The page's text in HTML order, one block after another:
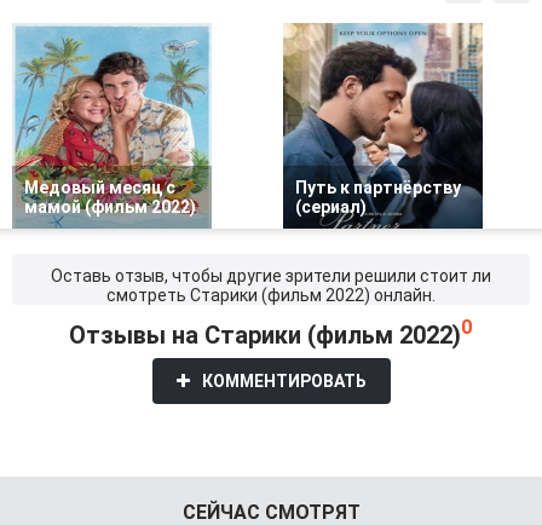
Медовый месяц с
мамой (фильм 2022)
Путь к партнёрству
(сериал)
Оставь отзыв, чтобы другие зрители решили стоит ли
смотреть Старики (фильм 2022) онлайн.
Отзывы на Старики (фильм 2022)0
КОММЕНТИРОВАТЬ
СЕЙЧАС СМОТРЯТ